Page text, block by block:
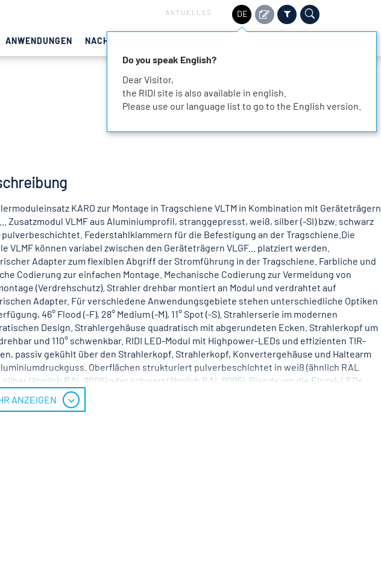
AKTUELLES DE
ANWENDUNGEN NACHHALTIGKEIT
KARO zur Montage in Tragschiene VLTM in Kombination mit Geräteträgern
Zusatzmodul VLMF aus Aluminiumprofil, stranggepresst, weiß, silber (-SI) bzw. schwarz
pulverbeschichtet. Federstahlklammern für die Befestigung an der Tragschiene.Die
VLMF können variabel zwischen den Geräteträgern VLGF... platziert werden.
Adapter zum flexiblen Abgriff der Stromführung in der Tragschiene. Farbliche und
Codierung zur einfachen Montage. Mechanische Codierung zur Vermeidung von
(Verdrehschutz). Strahler drehbar montiert an Modul und verdrahtet auf
Adapter. Für verschiedene Anwendungsgebiete stehen unterschiedliche Optiken
46° Flood (-F), 28° Medium (-M), 11° Spot (-S). Strahlerserie im modernen
Design. Strahlergehäuse quadratisch mit abgerundeten Ecken. Strahlerkopf um
und 110° schwenkbar. RIDI LED-Modul mit Highpower-LEDs und effizienten TIR-
passiv gekühlt über den Strahlerkopf. Strahlerkopf, Konvertergehäuse und Haltearm
Oberflächen strukturiert pulverbeschichtet in weiß (ähnlich RAL
silber (ähnlich RAL 9006) oder schwarz (ähnlich RAL 9005). Blende um die Einzel-LEDs
schwarz.
ANZEIGEN
Do you speak English?
Dear Visitor,
the RIDI site is also available in english.
Please use our language list to go to the English version.